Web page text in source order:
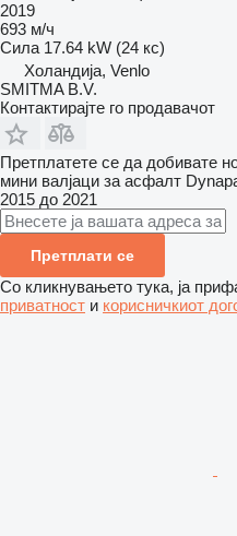
2019
693 м/ч
Сила 17.64 kW (24 кс)
Холандија, Venlo
SMITMA B.V.
Контактирајте го продавачот
Претплатете се да добивате
мини валјаци за асфалт
2015 до 2021
Претплати се
Со кликнувањето тука, ја
приватност и корисничкиот